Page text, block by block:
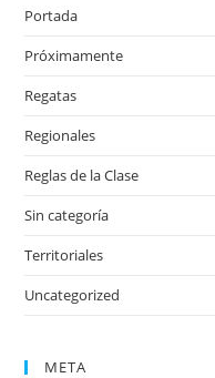
Portada
Próximamente
Regatas
Regionales
Reglas de la Clase
Sin categoría
Territoriales
Uncategorized
META